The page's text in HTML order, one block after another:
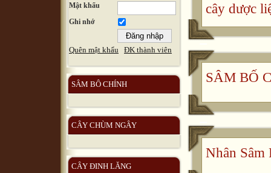
Mật khẩu
Ghi nhớ
Quên mật khẩu ĐK thành viên
SÂM BÔ CHÍNH
CÂY CHÙM NGÂY
CÂY ĐINH LĂNG
cây dược
SÂM BỐ
Nhân Sâm